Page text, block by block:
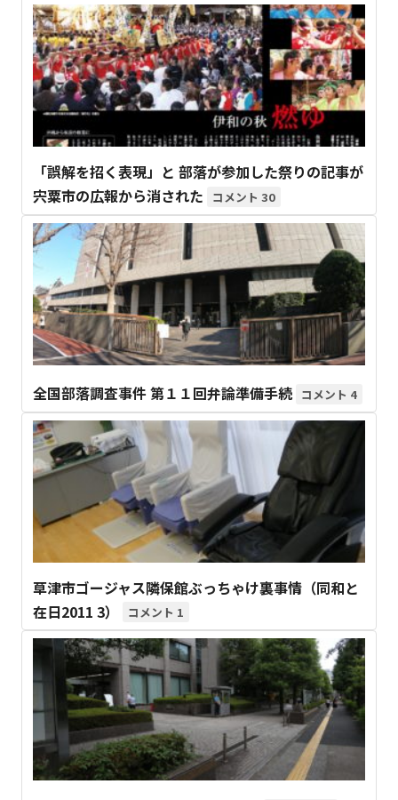
「誤解を招く表現」と 部落が参加した祭りの記事が
宍粟市の広報から消された
30
全国部落調査事件 第１１回弁論準備手続 4
草津市ゴージャス隣保館ぶっちゃけ裏事情（同和と
在日2011 3）
1